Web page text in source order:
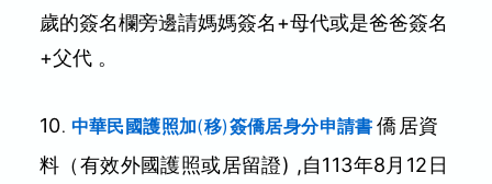
歲的簽名欄旁邊請媽媽簽名+母代或是爸爸簽名
+父代 。
10. 中華民國護照加(移)簽僑居身分申請書 僑居資
料 （有效外國護照或居留證) ,自113年8月12日